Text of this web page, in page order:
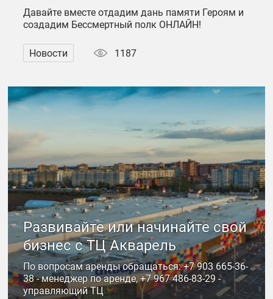
Давайте вместе отдадим дань памяти Героям и
создадим Бессмертный полк ОНЛАЙН!
Новости 1187
Развивайте или начинайте свой
бизнес с ТЦ Акварель
По вопросам аренды обращаться: +7 903 665-36-
38 - менеджер по аренде, +7 967 486-83-29 -
управляющий ТЦ